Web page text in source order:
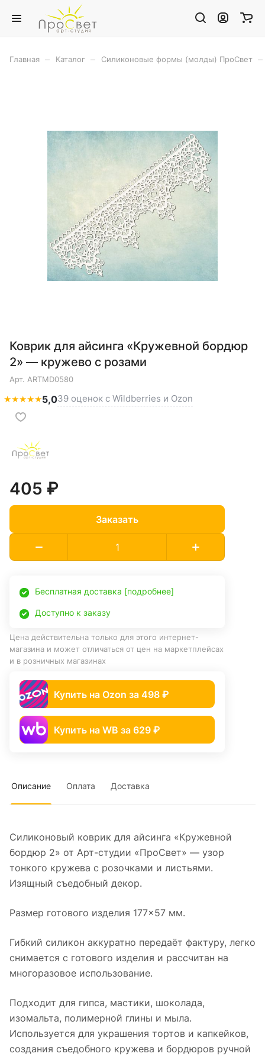
Главная Каталог Силиконовые формы (молды) ПроСвет
Коврик для айсинга «Кружевной бордюр
2» — кружево с розами
Арт. ARTMD0580
★★★★★5,039 оценок с Wildberries и Ozon
405 ₽
Заказать
Бесплатная доставка [подробнее]
Доступно к заказу
Цена действительна только для этого интернет-
магазина и может отличаться от цен на маркетплейсах
и в розничных магазинах
Купить на Ozon за 498 ₽
Купить на WB за 629 ₽
Описание Оплата Доставка
Силиконовый коврик для айсинга «Кружевной
бордюр 2» от Арт-студии «ПроСвет» — узор
тонкого кружева с розочками и листьями.
Изящный съедобный декор.
Размер готового изделия 177×57 мм.
Гибкий силикон аккуратно передаёт фактуру, легко
снимается с готового изделия и рассчитан на
многоразовое использование.
Подходит для гипса, мастики, шоколада,
изомальта, полимерной глины и мыла.
Используется для украшения тортов и капкейков,
создания съедобного кружева и бордюров ручной